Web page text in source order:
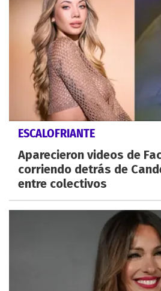
ESCALOFRIANTE
Aparecieron videos de
corriendo detrás de
entre colectivos